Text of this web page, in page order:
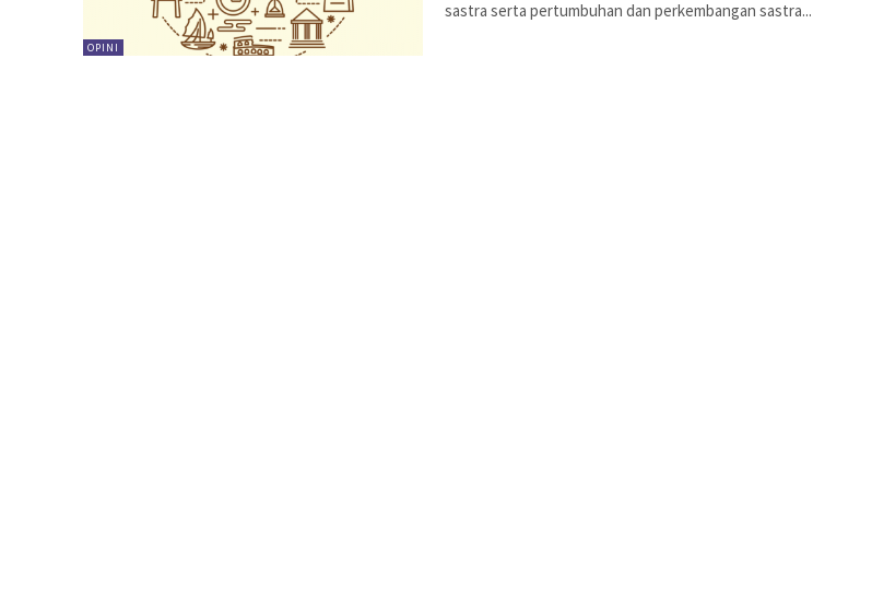
OPINI
sastra serta pertumbuhan dan perkembangan sastra...